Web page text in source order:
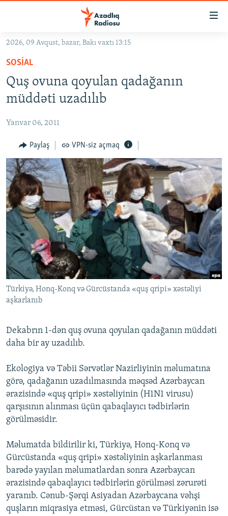
Əsas
qayıt
Əsas
naviqasiyaya
qayıt
GÜNDƏM
KORRUPSIOMETR
FƏRQƏ BAX
QANUNI DOĞRU
ARAŞDIRMA
MULTIMEDIA
VIDEO
FOTOQALEREYA
İNFOQRAFIKA
KARIKATURA
RADIO ARXIV
OXU ZALI
AZƏRBAYCAN ƏDƏBIYYATI KITABXANASI
İSLAM VƏ DEMOKRATIYA
İZ - MƏDƏNIYYƏT PROQRAMI
HAQQIMIZDA
MISSIYAMIZ
PEŞƏ ETIKASI VƏ JURNALISTIKA STANDARTLARIMIZ
MATERIALLARIMIZDAN ISTIFADƏ
AZADLIQRADIOSU MOBIL TELEFONUNUZDA
XƏBƏR BÜLLETENLƏRIMIZ
BIZI IZLƏ
RFE/RL-in bütün saytları
2026, 09 Avqust, bazar, Bakı vaxtı 13:15
SOSIAL
Quş ovuna qoyulan qadağanın
müddəti uzadılıb
Yanvar 06, 2011
Paylaş VPN-siz açmaq
Türkiyə, Honq-Konq və Gürcüstanda «quş qripi» xəstəliyi
aşkarlanıb
Dekabrın 1-dən quş ovuna qoyulan qadağanın müddəti
daha bir ay uzadılıb.
Ekologiya və Təbii Sərvətlər Nazirliyinin məlumatına
görə, qadağanın uzadılmasında məqsəd Azərbaycan
ərazisində «quş qripi» xəstəliyinin (H1N1 virusu)
qarşısının alınması üçün qabaqlayıcı tədbirlərin
görülməsidir.
Məlumatda bildirilir ki, Türkiyə, Honq-Konq və
Gürcüstanda «quş qripi» xəstəliyinin aşkarlanması
barədə yayılan məlumatlardan sonra Azərbaycan
ərazisində qabaqlayıcı tədbirlərin görülməsi zərurəti
yaranıb. Cənub-Şərqi Asiyadan Azərbaycana vəhşi
quşların miqrasiya etməsi, Gürcüstan və Türkiyənin isə